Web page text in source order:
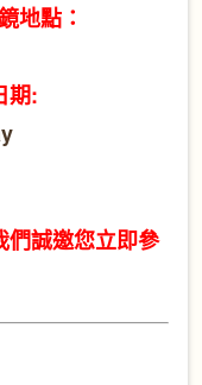
地點：
期:
們誠邀您立即參